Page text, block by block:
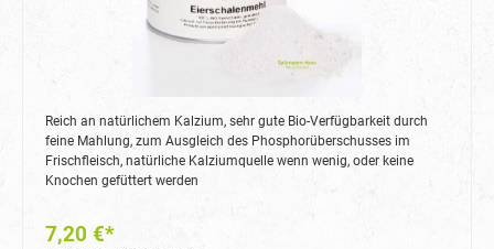
Reich an natürlichem Kalzium, sehr gute Bio-Verfügbarkeit durch
feine Mahlung, zum Ausgleich des Phosphorüberschusses im
Frischfleisch, natürliche Kalziumquelle wenn wenig, oder keine
Knochen gefüttert werden
7,20 €*